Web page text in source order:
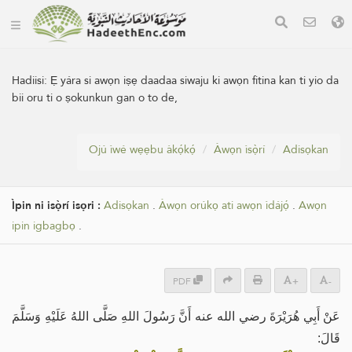
Hadiisi: Ẹ yára si awọn iṣẹ daadaa siwaju ki awọn fitina kan ti yio da
bii oru ti o ṣokunkun gan o to de,
Ojú ìwé wẹẹbu àkọ́kọ́ Àwọn ìsọ̀rí Adisọkan
Ìpin ni isọ̀rí isọri : Adisọkan . Àwọn orúkọ ati awọn ìdájọ́ . Awọn
ipin igbagbọ .
PDF + -
عَنْ أَبِي هُرَيْرَةَ رضي الله عنه أَنَّ رَسُولَ اللهِ صَلَّى اللهُ عَلَيْهِ وَسَلَّمَ
قَالَ: